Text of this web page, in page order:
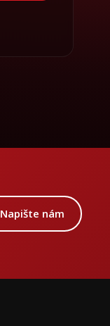
Napište nám